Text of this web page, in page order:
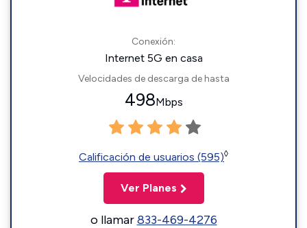
Conexión:
Internet 5G en casa
Velocidades de descarga de hasta
498Mbps
Calificación de usuarios (595)◊
Ver Planes
o llamar833-469-4276